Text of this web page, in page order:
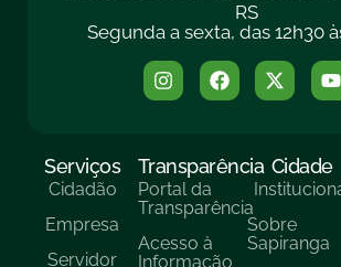
RS
Segunda a sexta, das 12h30
Serviços
Cidadão
Empresa
Servidor
Transparência
Portal da
Transparência
Acesso à
Informação
Cidade
Sobre
Sapiranga